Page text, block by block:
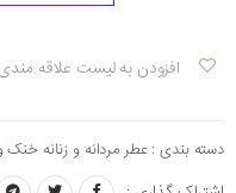
افزودن به لیست علاقه
دسته بندی :عطر مردانه و زنانه